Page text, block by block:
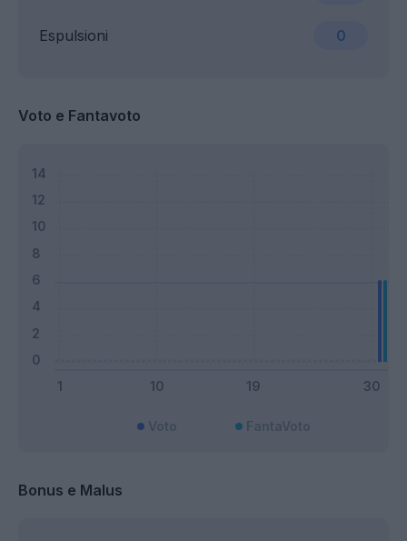
Espulsioni 0
Voto e Fantavoto
Bonus e Malus